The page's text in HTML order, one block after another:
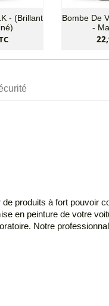
- (Brillant
Bombe De
-
produits à fort pouvoir
en peinture de votre
Notre